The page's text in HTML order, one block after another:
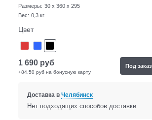
Размеры: 30 x 360 x 295
Вес: 0,3 кг.
Цвет
1 690 руб
+84,50 руб на бонусную карту
Под заказ
Доставка в Челябинск
Нет подходящих способов доставки